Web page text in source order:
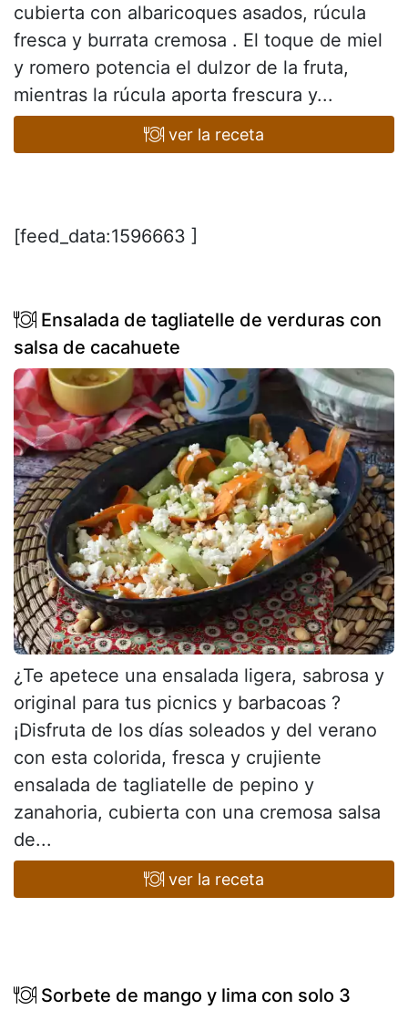
cubierta con albaricoques asados, rúcula
fresca y burrata cremosa . El toque de miel
y romero potencia el dulzor de la fruta,
mientras la rúcula aporta frescura y...
ver la receta
[feed_data:1596663 ]
Ensalada de tagliatelle de verduras con
salsa de cacahuete
¿Te apetece una ensalada ligera, sabrosa y
original para tus picnics y barbacoas ?
¡Disfruta de los días soleados y del verano
con esta colorida, fresca y crujiente
ensalada de tagliatelle de pepino y
zanahoria, cubierta con una cremosa salsa
de...
ver la receta
Sorbete de mango y lima con solo 3